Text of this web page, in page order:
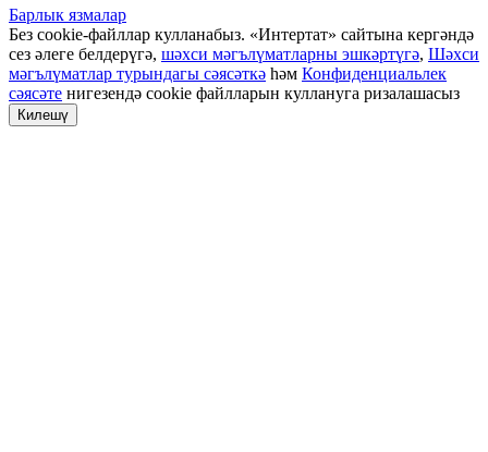
Барлык язмалар
Без cookie-файллар кулланабыз. «Интертат» сайтына кергәндә
сез әлеге белдерүгә, шәхси мәгълүматларны эшкәртүгә, Шәхси
мәгълүматлар турындагы сәясәткә һәм Конфиденциальлек
сәясәте нигезендә cookie файлларын куллануга ризалашасыз
Килешү